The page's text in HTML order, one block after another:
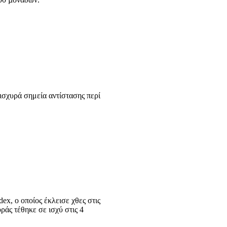
σημεία αντίστασης περί
o οποίος έκλεισε χθες στις
τέθηκε σε ισχύ στις 4